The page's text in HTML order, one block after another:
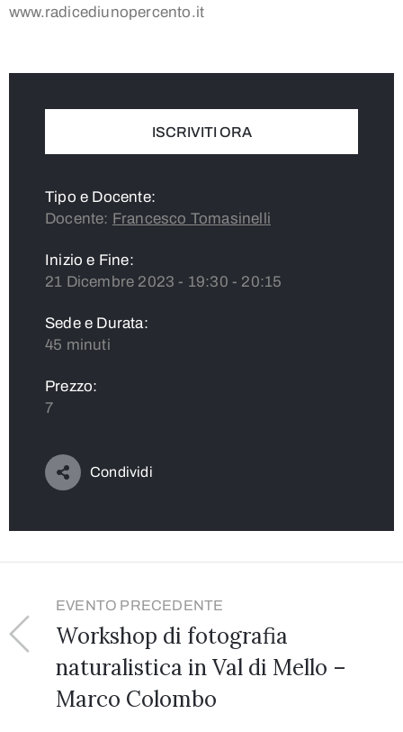
www.radicediunopercento.it
ISCRIVITI ORA
Tipo e Docente:
Docente: Francesco Tomasinelli
Inizio e Fine:
21 Dicembre 2023 - 19:30 - 20:15
Sede e Durata:
45 minuti
Prezzo:
7
Condividi
EVENTO PRECEDENTE
Workshop di fotografia
naturalistica in Val di Mello –
Marco Colombo